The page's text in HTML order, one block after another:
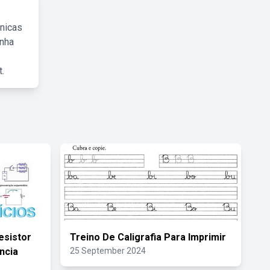
Treino De Caligrafia Para Imprimir
25 September 2024